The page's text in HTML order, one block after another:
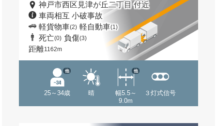
神戸市西区見津が丘二丁目 付近
車両相互 小破事故
軽貨物車(2) 軽自動車(1)
死亡(0) 負傷(3)
距離1162m
25～34歳
他
晴
幅5.5～
9.0m
他
３灯式信号